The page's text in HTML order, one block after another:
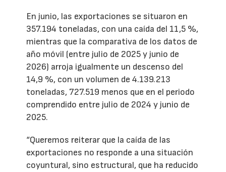
En junio, las exportaciones se situaron en
357.194 toneladas, con una caída del 11,5 %,
mientras que la comparativa de los datos de
año móvil (entre julio de 2025 y junio de
2026) arroja igualmente un descenso del
14,9 %, con un volumen de 4.139.213
toneladas, 727.519 menos que en el periodo
comprendido entre julio de 2024 y junio de
2025.
“Queremos reiterar que la caída de las
exportaciones no responde a una situación
coyuntural, sino estructural, que ha reducido